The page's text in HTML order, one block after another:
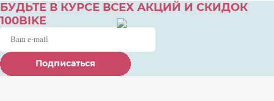
БУДЬТЕ В КУРСЕ ВСЕХ АКЦИЙ И СКИДОК
100BIKE
Подписаться
Подписаться
Подписаться